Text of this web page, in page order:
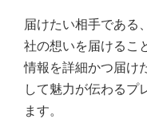
届けたい相手である
社の想いを届けるこ
情報を詳細かつ届け
して魅力が伝わるプ
ます。